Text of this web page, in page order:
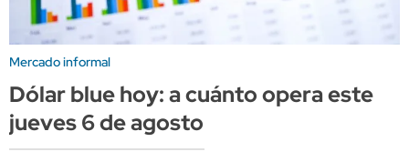
Mercado informal
Dólar blue hoy: a cuánto opera este
jueves 6 de agosto